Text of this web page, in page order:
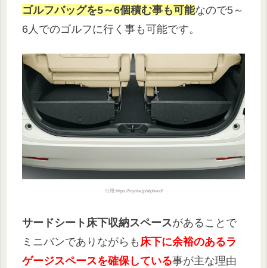
ゴルフバッグを5～6個積む事も可能なので5～
6人でのゴルフに行く事も可能です。
引用:https://toyota.jp/alphard/
サードシート床下収納スペースがあることで
ミニバンでありながらも 床下に余裕のあるラ
ゲージスペースを確保している事が主な理由